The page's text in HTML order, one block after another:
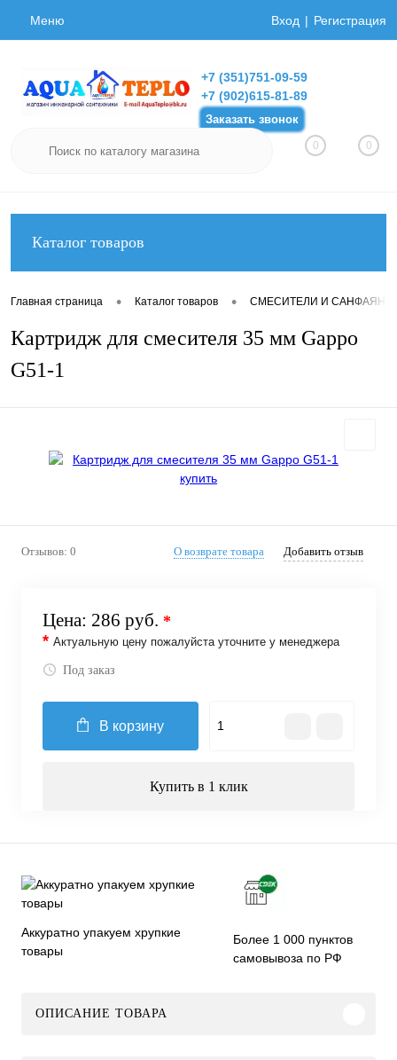
Меню Вход Регистрация
+7 (351)751-09-59
+7 (902)615-81-89
Заказать звонок
0 0
Каталог товаров
Главная страница • Каталог товаров • СМЕСИТЕЛИ И САНФАЯНС
Картридж для смесителя 35 мм Gappo
G51-1
Отзывов: 0 О возврате товара Добавить отзыв
Цена: 286 руб. *
* Актуальную цену пожалуйста уточните у менеджера
Под заказ
В корзину
Купить в 1 клик
Аккуратно упакуем хрупкие
товары
Более 1 000 пунктов
самовывоза по РФ
ОПИСАНИЕ ТОВАРА